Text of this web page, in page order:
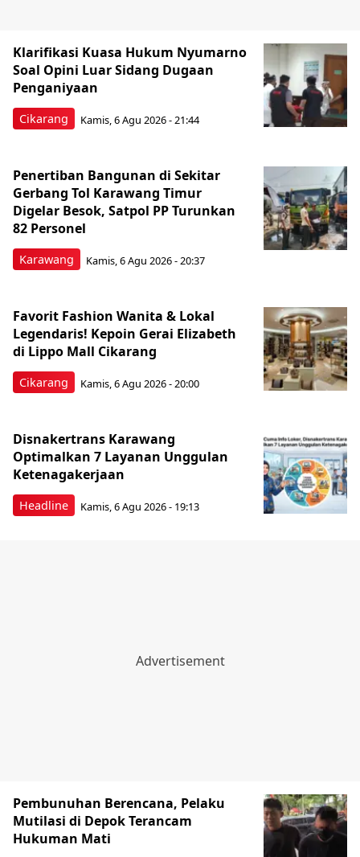
Cikarang
Klarifikasi Kuasa Hukum Nyumarno
Soal Opini Luar Sidang Dugaan
Penganiyaan
Kamis, 6 Agu 2026 - 21:44
Karawang
Penertiban Bangunan di Sekitar
Gerbang Tol Karawang Timur
Digelar Besok, Satpol PP Turunkan
82 Personel
Kamis, 6 Agu 2026 - 20:37
Cikarang
Favorit Fashion Wanita & Lokal
Legendaris! Kepoin Gerai Elizabeth
di Lippo Mall Cikarang
Kamis, 6 Agu 2026 - 20:00
Headline
Disnakertrans Karawang
Optimalkan 7 Layanan Unggulan
Ketenagakerjaan
Kamis, 6 Agu 2026 - 19:13
Pembunuhan Berencana, Pelaku
Mutilasi di Depok Terancam
Hukuman Mati